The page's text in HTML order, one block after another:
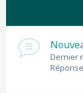
Dernier